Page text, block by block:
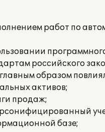
работ по
российского
образом
активов;
продаж;
базе;